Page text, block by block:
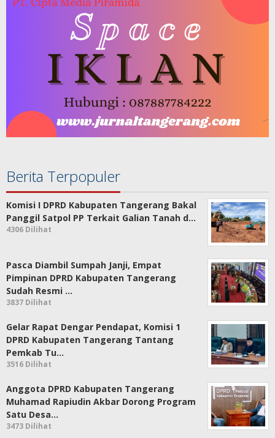
Berita Terpopuler
Komisi I DPRD Kabupaten Tangerang Bakal
Panggil Satpol PP Terkait Galian Tanah d…
4306 Dilihat
Pasca Diambil Sumpah Janji, Empat
Pimpinan DPRD Kabupaten Tangerang
Sudah Resmi …
3837 Dilihat
Gelar Rapat Dengar Pendapat, Komisi 1
DPRD Kabupaten Tangerang Tantang
Pemkab Tu…
3516 Dilihat
Anggota DPRD Kabupaten Tangerang
Muhamad Rapiudin Akbar Dorong Program
Satu Desa…
3473 Dilihat